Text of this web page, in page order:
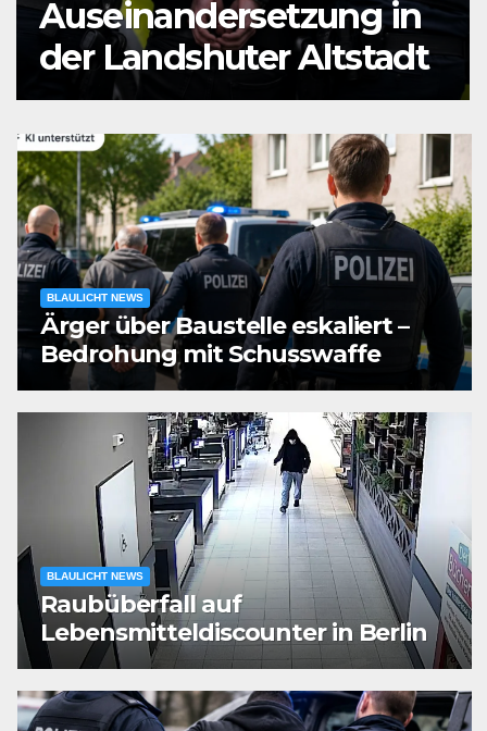
Auseinandersetzung in
der Landshuter Altstadt
BLAULICHT NEWS
Ärger über Baustelle eskaliert –
Bedrohung mit Schusswaffe
BLAULICHT NEWS
Raubüberfall auf
Lebensmitteldiscounter in Berlin